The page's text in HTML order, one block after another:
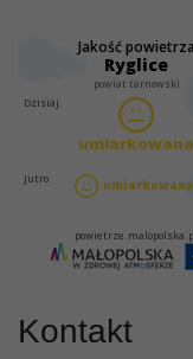
Kontakt